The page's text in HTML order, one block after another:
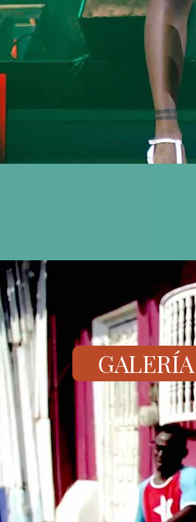
GALERÍA